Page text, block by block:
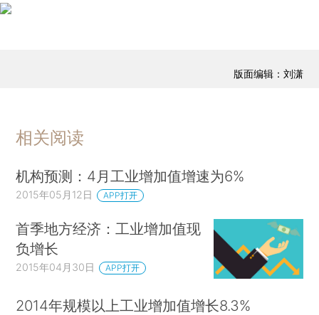
版面编辑：刘潇
相关阅读
机构预测：4月工业增加值增速为6%
2015年05月12日 APP打开
首季地方经济：工业增加值现
负增长
2015年04月30日 APP打开
2014年规模以上工业增加值增长8.3%